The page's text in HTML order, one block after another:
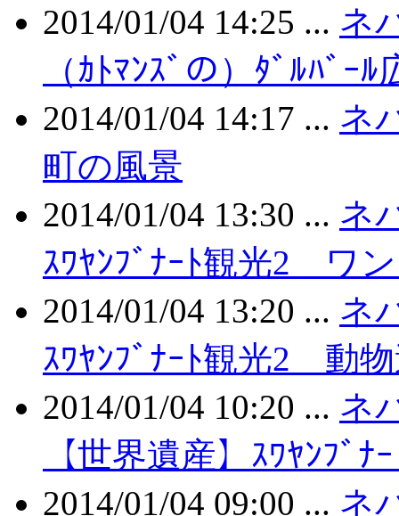
2014/01/04 14:25 ... ネ
（ｶﾄﾏﾝｽﾞの）ﾀﾞﾙﾊﾞｰﾙ
2014/01/04 14:17 ... ネ
町の風景
2014/01/04 13:30 ... ネ
ｽﾜﾔﾝﾌﾞﾅｰﾄ観光2 ワ
2014/01/04 13:20 ... ネ
ｽﾜﾔﾝﾌﾞﾅｰﾄ観光2 動
2014/01/04 10:20 ... ネ
【世界遺産】ｽﾜﾔﾝﾌﾞﾅ
2014/01/04 09:00 ... ネ